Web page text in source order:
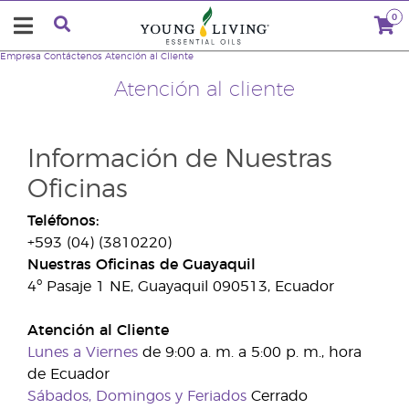
0
Atención al cliente
Empresa Contáctenos Atención al Cliente
Información de Nuestras
Oficinas
Teléfonos:
+593 (04) (3810220)
Nuestras Oficinas de Guayaquil
4º Pasaje 1 NE, Guayaquil 090513, Ecuador
Atención al Cliente
Lunes a Viernes de 9:00 a. m. a 5:00 p. m., hora
de Ecuador
Sábados, Domingos y Feriados Cerrado